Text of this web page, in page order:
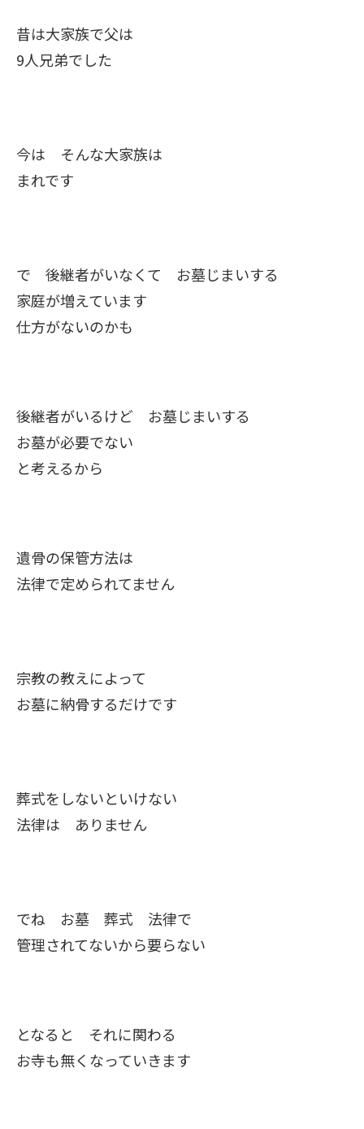
昔は大家族で父は
9人兄弟でした
今は そんな大家族は
まれです
で 後継者がいなくて お墓じまいする
家庭が増えています
仕方がないのかも
後継者がいるけど お墓じまいする
お墓が必要でない
と考えるから
遺骨の保管方法は
法律で定められてません
宗教の教えによって
お墓に納骨するだけです
葬式をしないといけない
法律は ありません
でね お墓 葬式 法律で
管理されてないから要らない
となると それに関わる
お寺も無くなっていきます